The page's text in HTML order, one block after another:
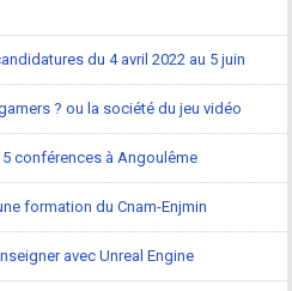
du 4 avril 2022 au 5 juin
? ou la société du jeu vidéo
conférences à Angoulême
formation du Cnam-Enjmin
avec Unreal Engine